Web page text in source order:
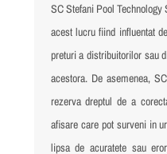
SC Stefani Pool
acest lucru fiind influentat
preturi a distribuitorilor sau
acestora. De asemenea,
rezerva dreptul de a
afisare care pot surveni in
lipsa de acuratete sau